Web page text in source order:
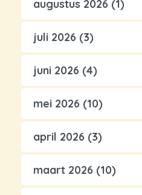
augustus 2026 (1)
juli 2026 (3)
juni 2026 (4)
mei 2026 (10)
april 2026 (3)
maart 2026 (10)